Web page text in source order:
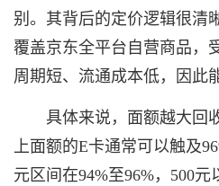
别。其背后的定价逻辑很清
覆盖京东全平台自营商品，
周期短、流通成本低，因此
具体来说，面额越大回
上面额的E卡通常可以触及
元区间在94%至96%，500